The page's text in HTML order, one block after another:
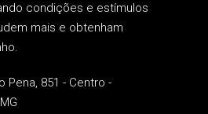
condições e estímulos
mais e obtenham
Pena, 851 - Centro -